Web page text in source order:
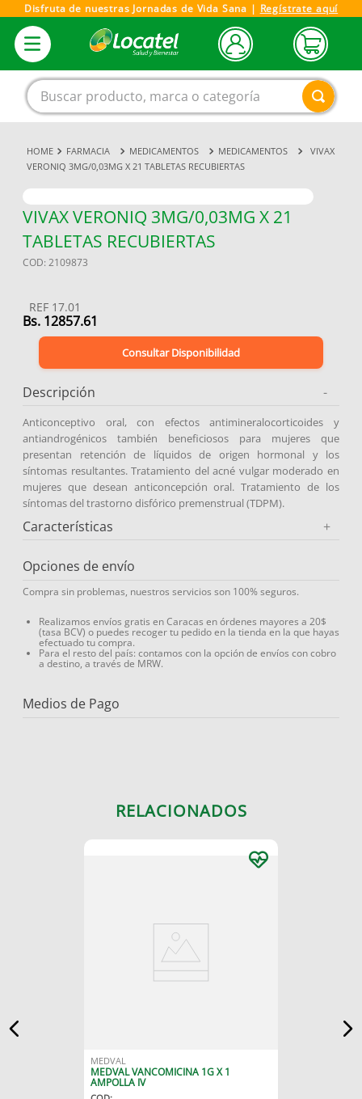
Disfruta de nuestras Jornadas de Vida Sana | Regístrate aquí
Buscar producto, marca o categoría
FARMACIA MEDICAMENTOS MEDICAMENTOS
VIVAX
VERONIQ 3MG/0,03MG X 21 TABLETAS RECUBIERTAS
VIVAX VERONIQ 3MG/0,03MG X 21
TABLETAS RECUBIERTAS
COD: 2109873
REF 17.01
Bs. 12857.61
Consultar Disponibilidad
Descripción -
Anticonceptivo oral, con efectos antimineralocorticoides y
antiandrogénicos también beneficiosos para mujeres que
presentan retención de líquidos de origen hormonal y los
síntomas resultantes. Tratamiento del acné vulgar moderado en
mujeres que desean anticoncepción oral. Tratamiento de los
síntomas del trastorno disfórico premenstrual (TDPM).
Características +
Opciones de envío
Compra sin problemas, nuestros servicios son 100% seguros.
Realizamos envíos gratis en Caracas en órdenes mayores a 20$
(tasa BCV) o puedes recoger tu pedido en la tienda en la que hayas
efectuado tu compra.
Para el resto del país: contamos con la opción de envíos con cobro
a destino, a través de MRW.
Medios de Pago
RELACIONADOS
MEDVAL
MEDVAL VANCOMICINA 1G X 1
AMPOLLA IV
1.
magnesio
3.
tensiometro
4.
vitamina c
5.
vitamina
7.
linezolid